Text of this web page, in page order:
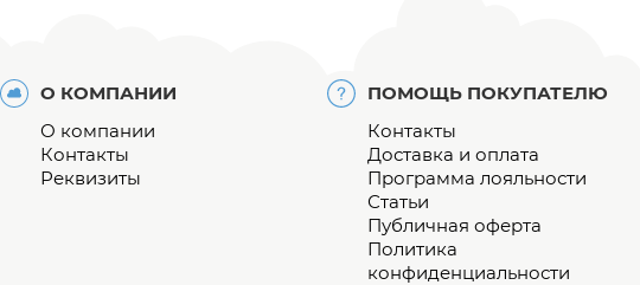
О КОМПАНИИ
О компании
Контакты
Реквизиты
ПОМОЩЬ ПОКУПАТЕЛЮ
Контакты
Доставка и оплата
Программа лояльности
Статьи
Публичная оферта
Политика
конфиденциальности